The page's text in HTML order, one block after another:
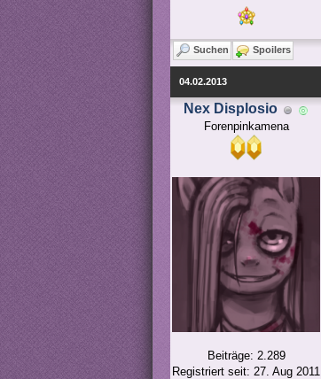
Suchen Spoilers
04.02.2013
Nex Displosio
Forenpinkamena
Beiträge: 2.289
Registriert seit: 27. Aug 2011